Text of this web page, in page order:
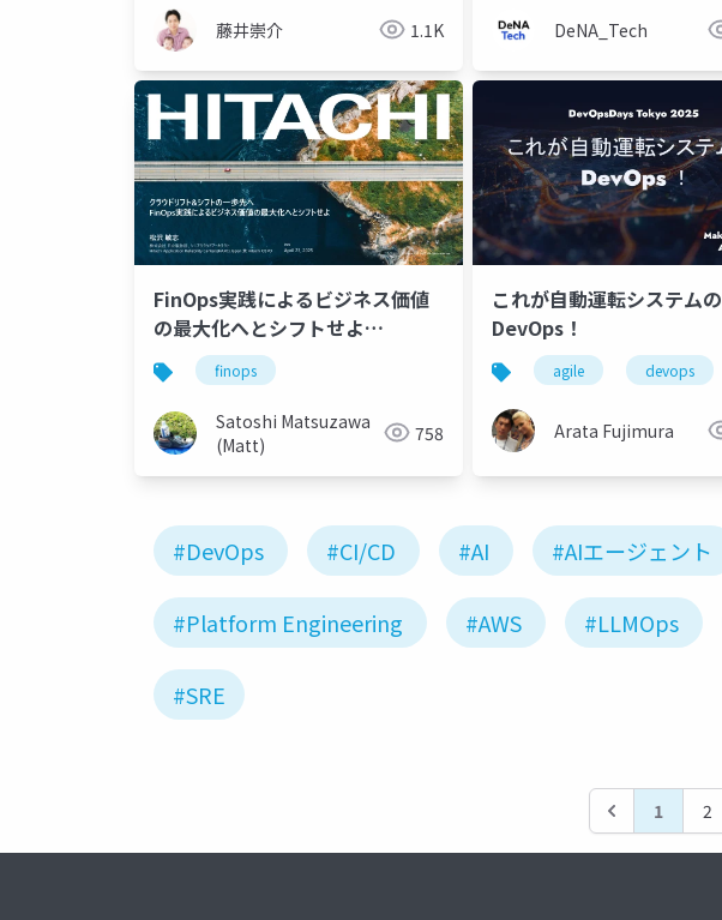
藤井崇介 1.1K DeNA_Tech
FinOps実践によるビジネス価値
の最大化へとシフトせよ
#NEXTVMware資産
finops
Satoshi Matsuzawa
(Matt)
758
これが自動運転システムの
DevOps！
agile devops
Arata Fujimura
#DevOps #CI/CD #AI #AIエージェント
#Platform Engineering #AWS #LLMOps
#SRE
1 2